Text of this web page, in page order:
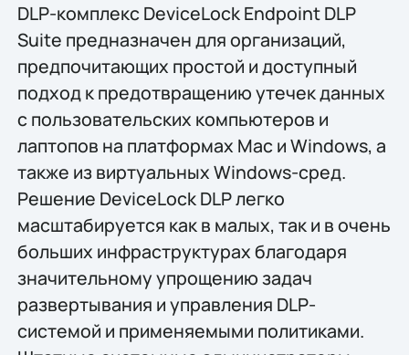
DLP-комплекс DeviceLock Endpoint DLP
Suite предназначен для организаций,
предпочитающих простой и доступный
подход к предотвращению утечек данных
с пользовательских компьютеров и
лаптопов на платформах Mac и Windows, а
также из виртуальных Windows-сред.
Решение DeviceLock DLP легко
масштабируется как в малых, так и в очень
больших инфраструктурах благодаря
значительному упрощению задач
развертывания и управления DLP-
системой и применяемыми политиками.